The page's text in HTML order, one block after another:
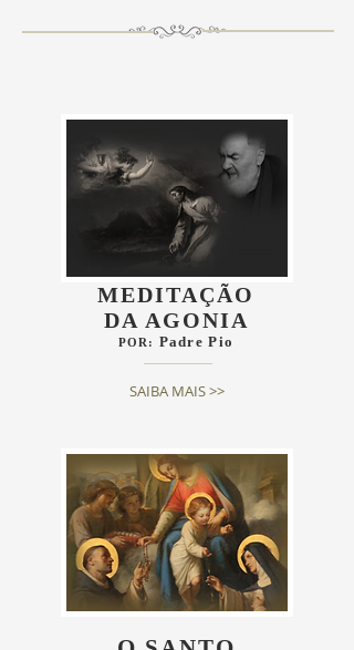
MEDITAÇÃO
DA AGONIA
POR: Padre Pio
SAIBA MAIS >>